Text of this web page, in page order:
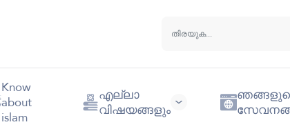
Know
about
islam
എല്ലാ
വിഷയങ്ങളും